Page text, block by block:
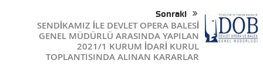
Sonraki
SENDİKAMIZ İLE DEVLET OPERA BALESİ
GENEL MÜDÜRLÜ ARASINDA YAPILAN
2021/1 KURUM İDARİ KURUL
TOPLANTISINDA ALINAN KARARLAR